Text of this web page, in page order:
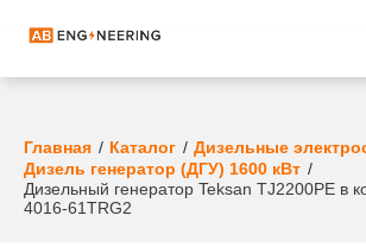
О компании
Клиентам
Главная Каталог
Дизельные
Дизель генератор (ДГУ) 1600 кВт
Дизельный генератор Teksan TJ2200PE в
4016-61TRG2